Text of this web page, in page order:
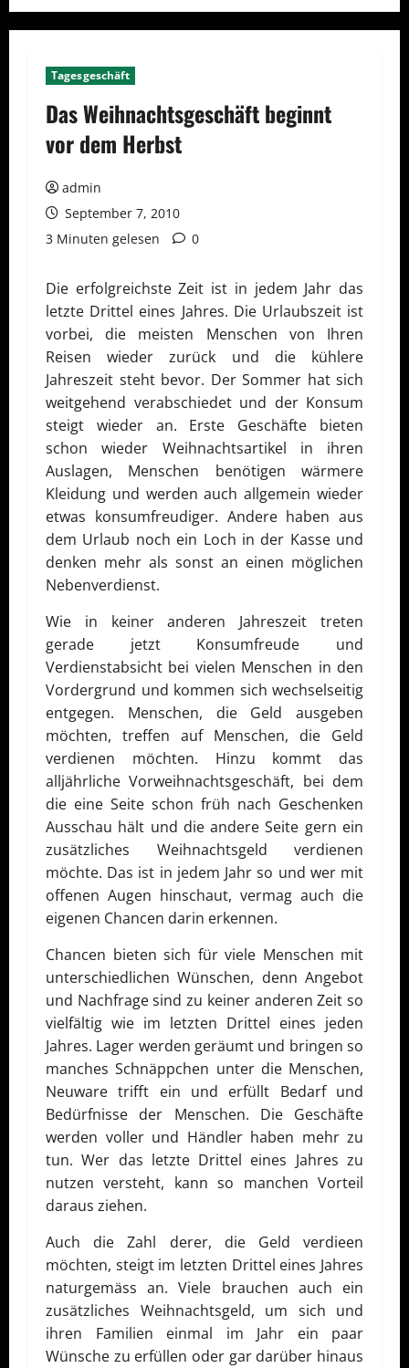
Tagesgeschäft
Das Weihnachtsgeschäft beginnt
vor dem Herbst
admin
September 7, 2010
3 Minuten gelesen
0
Die erfolgreichste Zeit ist in jedem Jahr das
letzte Drittel eines Jahres. Die Urlaubszeit ist
vorbei, die meisten Menschen von Ihren
Reisen wieder zurück und die kühlere
Jahreszeit steht bevor. Der Sommer hat sich
weitgehend verabschiedet und der Konsum
steigt wieder an. Erste Geschäfte bieten
schon wieder Weihnachtsartikel in ihren
Auslagen, Menschen benötigen wärmere
Kleidung und werden auch allgemein wieder
etwas konsumfreudiger. Andere haben aus
dem Urlaub noch ein Loch in der Kasse und
denken mehr als sonst an einen möglichen
Nebenverdienst.
Wie in keiner anderen Jahreszeit treten
gerade jetzt Konsumfreude und
Verdienstabsicht bei vielen Menschen in den
Vordergrund und kommen sich wechselseitig
entgegen. Menschen, die Geld ausgeben
möchten, treffen auf Menschen, die Geld
verdienen möchten. Hinzu kommt das
alljährliche Vorweihnachtsgeschäft, bei dem
die eine Seite schon früh nach Geschenken
Ausschau hält und die andere Seite gern ein
zusätzliches Weihnachtsgeld verdienen
möchte. Das ist in jedem Jahr so und wer mit
offenen Augen hinschaut, vermag auch die
eigenen Chancen darin erkennen.
Chancen bieten sich für viele Menschen mit
unterschiedlichen Wünschen, denn Angebot
und Nachfrage sind zu keiner anderen Zeit so
vielfältig wie im letzten Drittel eines jeden
Jahres. Lager werden geräumt und bringen so
manches Schnäppchen unter die Menschen,
Neuware trifft ein und erfüllt Bedarf und
Bedürfnisse der Menschen. Die Geschäfte
werden voller und Händler haben mehr zu
tun. Wer das letzte Drittel eines Jahres zu
nutzen versteht, kann so manchen Vorteil
daraus ziehen.
Auch die Zahl derer, die Geld verdieen
möchten, steigt im letzten Drittel eines Jahres
naturgemäss an. Viele brauchen auch ein
zusätzliches Weihnachtsgeld, um sich und
ihren Familien einmal im Jahr ein paar
Wünsche zu erfüllen oder gar darüber hinaus